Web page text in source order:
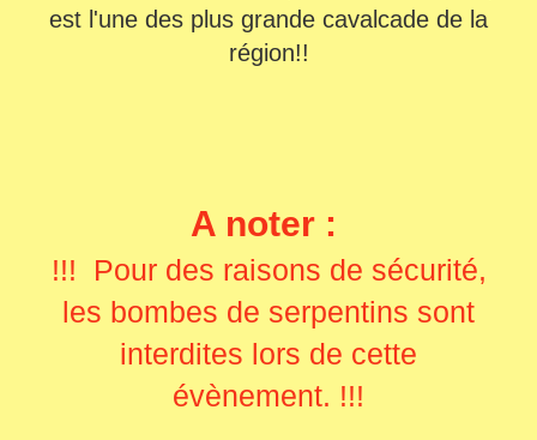
est l'une des plus grande cavalcade de la
région!!
A noter :
!!! Pour des raisons de sécurité,
les bombes de serpentins sont
interdites lors de cette
évènement. !!!